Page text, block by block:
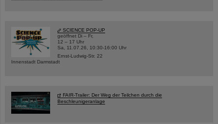
SCIENCE POP-UP
geöffnet Di – Fr,
12 – 17 Uhr
Sa, 11.07.26, 10:30-16:00 Uhr
Ernst-Ludwig-Str. 22
Innenstadt Darmstadt
FAIR-Trailer: Der Weg der Teilchen durch die
Beschleunigeranlage